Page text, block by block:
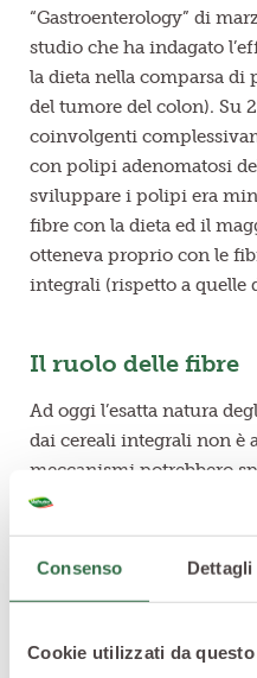
Consenso Dettagli
Cookie utilizzati da
“Gastroenterology” di
studio che ha indagato
la dieta nella comparsa
del tumore del colon). Su
coinvolgenti
con polipi adenomatosi
sviluppare i polipi era
fibre con la dieta ed il
otteneva proprio con le
integrali (rispetto a quelle
Il ruolo delle fibre
Ad oggi l’esatta natura
dai cereali integrali non è
meccanismi potrebbero
tumorale. Tra questi, un
e l’accelerato transito
prodotti di fermentazione